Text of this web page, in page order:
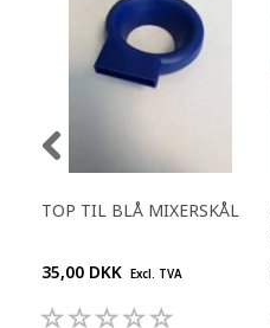
TOP TIL BLÅ MIXERSKÅL
35,00 DKK Excl. TVA